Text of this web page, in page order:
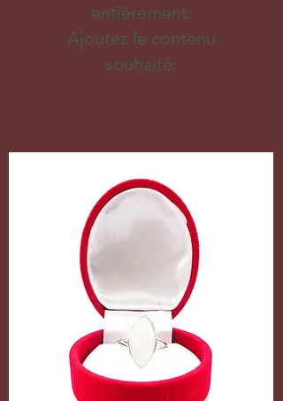
entièrement.
Ajoutez le contenu
souhaité.